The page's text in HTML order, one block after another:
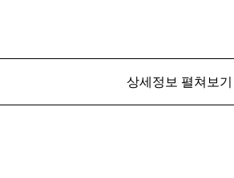
상세정보 펼쳐보기